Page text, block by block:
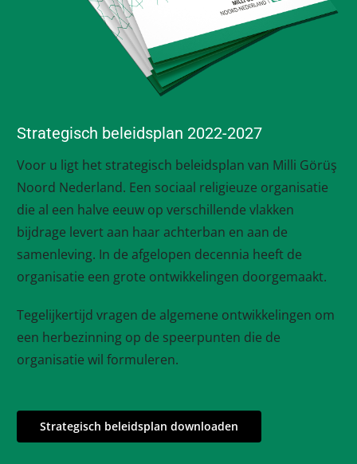
Strategisch beleidsplan 2022-2027
Voor u ligt het strategisch beleidsplan van Milli Görüş
Noord Nederland. Een sociaal religieuze organisatie
die al een halve eeuw op verschillende vlakken
bijdrage levert aan haar achterban en aan de
samenleving. In de afgelopen decennia heeft de
organisatie een grote ontwikkelingen doorgemaakt.
Tegelijkertijd vragen de algemene ontwikkelingen om
een herbezinning op de speerpunten die de
organisatie wil formuleren.
Strategisch beleidsplan downloaden